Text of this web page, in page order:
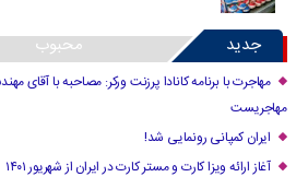
جدید محبوب
مهاجرت با برنامه کانادا پرزنت ورکر: مصاحبه با آقای
مهاجریست
ایران کمپانی رونمایی شد!
آغاز ارائه ویزا کارت و مستر کارت در ایران از شهریور ۱۴۰۱